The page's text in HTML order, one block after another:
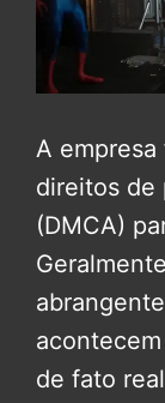
A
direitos de
(DMCA)
de fato